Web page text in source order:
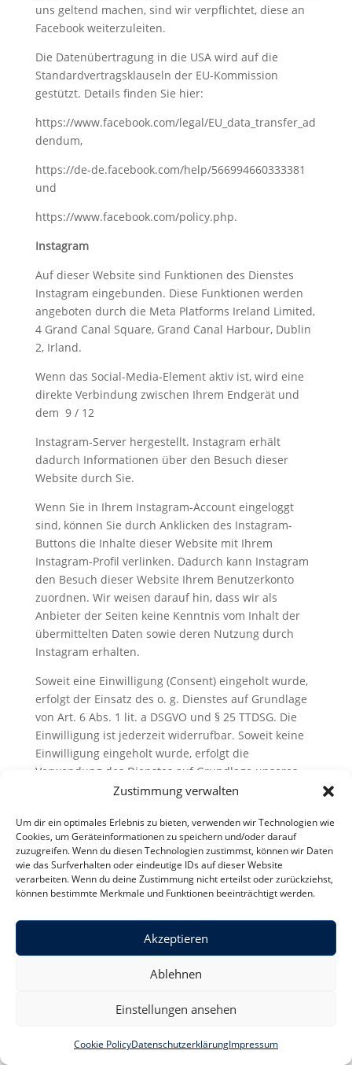
Zustimmung verwalten
Um dir ein optimales Erlebnis zu bieten, verwenden wir Technologien wie
Cookies, um Geräteinformationen zu speichern und/oder darauf
zuzugreifen. Wenn du diesen Technologien zustimmst, können wir Daten
wie das Surfverhalten oder eindeutige IDs auf dieser Website
verarbeiten. Wenn du deine Zustimmung nicht erteilst oder zurückziehst,
können bestimmte Merkmale und Funktionen beeinträchtigt werden.
Akzeptieren
Ablehnen
Einstellungen ansehen
Cookie PolicyDatenschutzerklärungImpressum
uns geltend machen, sind wir verpflichtet, diese an
Facebook weiterzuleiten.
Die Datenübertragung in die USA wird auf die
Standardvertragsklauseln der EU-Kommission
gestützt. Details finden Sie hier:
https://www.facebook.com/legal/EU_data_transfer_ad
dendum,
https://de-de.facebook.com/help/566994660333381
und
https://www.facebook.com/policy.php.
Instagram
Auf dieser Website sind Funktionen des Dienstes
Instagram eingebunden. Diese Funktionen werden
angeboten durch die Meta Platforms Ireland Limited,
4 Grand Canal Square, Grand Canal Harbour, Dublin
2, Irland.
Wenn das Social-Media-Element aktiv ist, wird eine
direkte Verbindung zwischen Ihrem Endgerät und
dem 9 / 12
Instagram-Server hergestellt. Instagram erhält
dadurch Informationen über den Besuch dieser
Website durch Sie.
Wenn Sie in Ihrem Instagram-Account eingeloggt
sind, können Sie durch Anklicken des Instagram-
Buttons die Inhalte dieser Website mit Ihrem
Instagram-Profil verlinken. Dadurch kann Instagram
den Besuch dieser Website Ihrem Benutzerkonto
zuordnen. Wir weisen darauf hin, dass wir als
Anbieter der Seiten keine Kenntnis vom Inhalt der
übermittelten Daten sowie deren Nutzung durch
Instagram erhalten.
Soweit eine Einwilligung (Consent) eingeholt wurde,
erfolgt der Einsatz des o. g. Dienstes auf Grundlage
von Art. 6 Abs. 1 lit. a DSGVO und § 25 TTDSG. Die
Einwilligung ist jederzeit widerrufbar. Soweit keine
Einwilligung eingeholt wurde, erfolgt die
Verwendung des Dienstes auf Grundlage unseres
berechtigten Interesses an einer möglichst
Soweit mit Hilfe des hier beschriebenen Tools
personenbezogene Daten auf unserer Website
erfasst und an Facebook bzw. Instagram
weitergeleitet werden, sind wir und die Meta
für diese Datenverarbeitung verantwortlich (Art. 26
beschränkt sich dabei ausschließlich auf die
Facebook bzw. Instagram. Die nach der Weiterleitung
Instagram ist nicht Teil der gemeinsamen